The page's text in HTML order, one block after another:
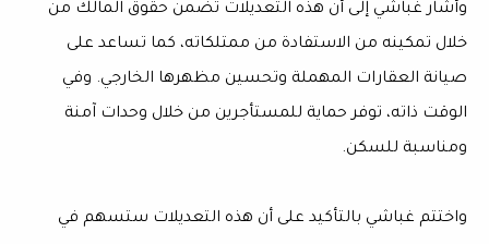
وأشار غباشي إلى أن هذه التعديلات تضمن حقوق المالك من
خلال تمكينه من الاستفادة من ممتلكاته، كما تساعد على
صيانة العقارات المهملة وتحسين مظهرها الخارجي. وفي
الوقت ذاته، توفر حماية للمستأجرين من خلال وحدات آمنة
ومناسبة للسكن.
واختتم غباشي بالتأكيد على أن هذه التعديلات ستسهم في